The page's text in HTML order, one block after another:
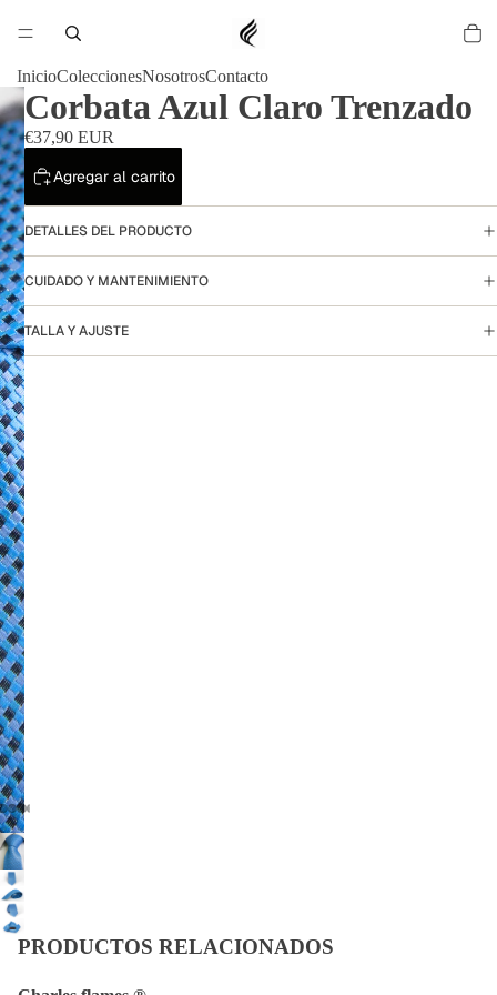
InicioColeccionesNosotrosContacto
Corbata Azul Claro Trenzado
€37,90 EUR
Agregar al carrito
DETALLES DEL PRODUCTO
CUIDADO Y MANTENIMIENTO
TALLA Y AJUSTE
PRODUCTOS RELACIONADOS
Información de contacto
Aviso legal